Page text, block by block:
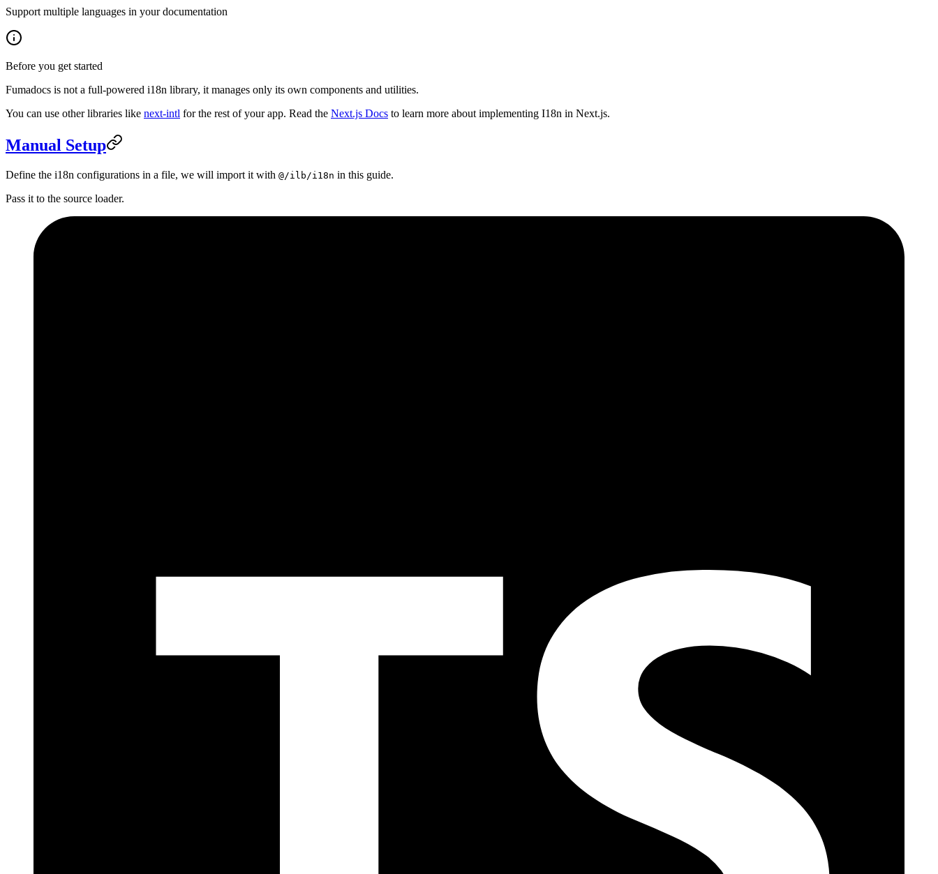
Support multiple languages in your documentation
Before you get started
Fumadocs is not a full-powered i18n library, it manages only its own components and utilities.
You can use other libraries like next-intl for the rest of your app. Read the Next.js Docs to learn more about implementing I18n in Next.js.
Manual Setup
Define the i18n configurations in a file, we will import it with @/ilb/i18n in this guide.
Pass it to the source loader.